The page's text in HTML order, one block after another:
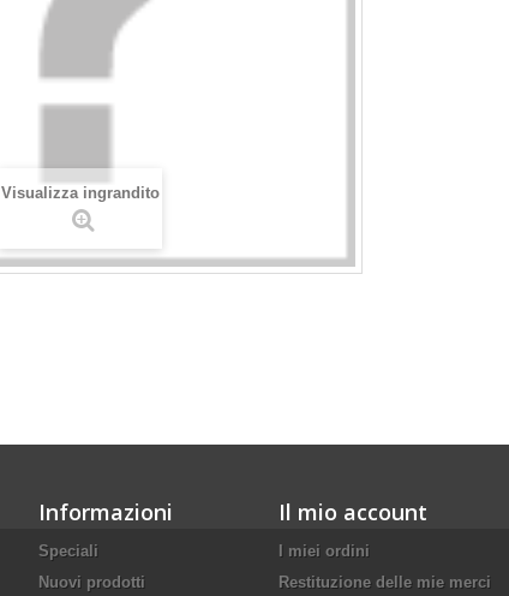
Visualizza ingrandito
Informazioni
Speciali
Nuovi prodotti
Il mio account
I miei ordini
Restituzione delle mie merci